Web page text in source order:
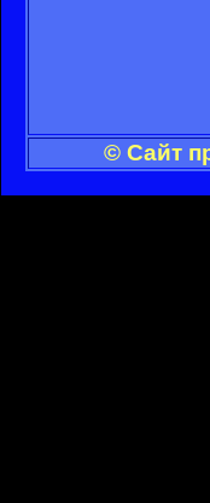
© Сайт